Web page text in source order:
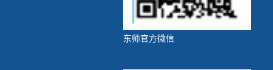
东师官方微信